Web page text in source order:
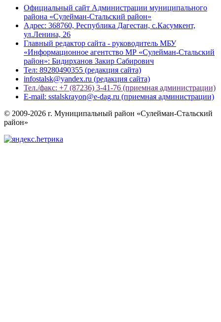
Официальный сайт Администрации муниципального
района «Сулейман-Стальский район»
Адрес: 368760, Республика Дагестан, с.Касумкент,
ул.Ленина, 26
Главный редактор сайта - руководитель МБУ
«Информационное агентство МР «Сулейман-Стальский
район»: Бидирханов Закир Сабирович
Тел: 89280490355 (редакция сайта)
infostalsk@yandex.ru (редакция сайта)
Тел./факс: +7 (87236) 3-41-76 (приемная администрации)
E-mail: sstalskrayon@e-dag.ru (приемная администрации)
© 2009-2026 г. Муниципальный район «Сулейман-Стальский
район»